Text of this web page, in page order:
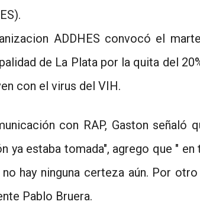
ADDHES convocó el
de La Plata por la quita del
con el virus del VIH.
con RAP, Gaston
ya estaba tomada", agrego que "
hay ninguna certeza aún. Por
Pablo Bruera.